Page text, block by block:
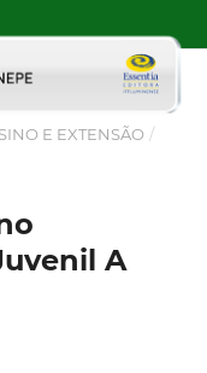
E EXTENSÃO /
A